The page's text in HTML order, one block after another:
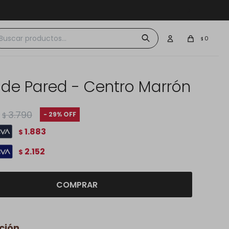
$ 0
Pared - Centro Marrón
$ 3.790 29
$ 1.883
$ 2.152
COMPRAR